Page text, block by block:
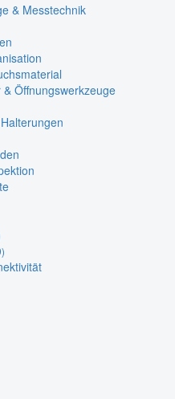
& Messtechnik
Öffnungswerkzeuge